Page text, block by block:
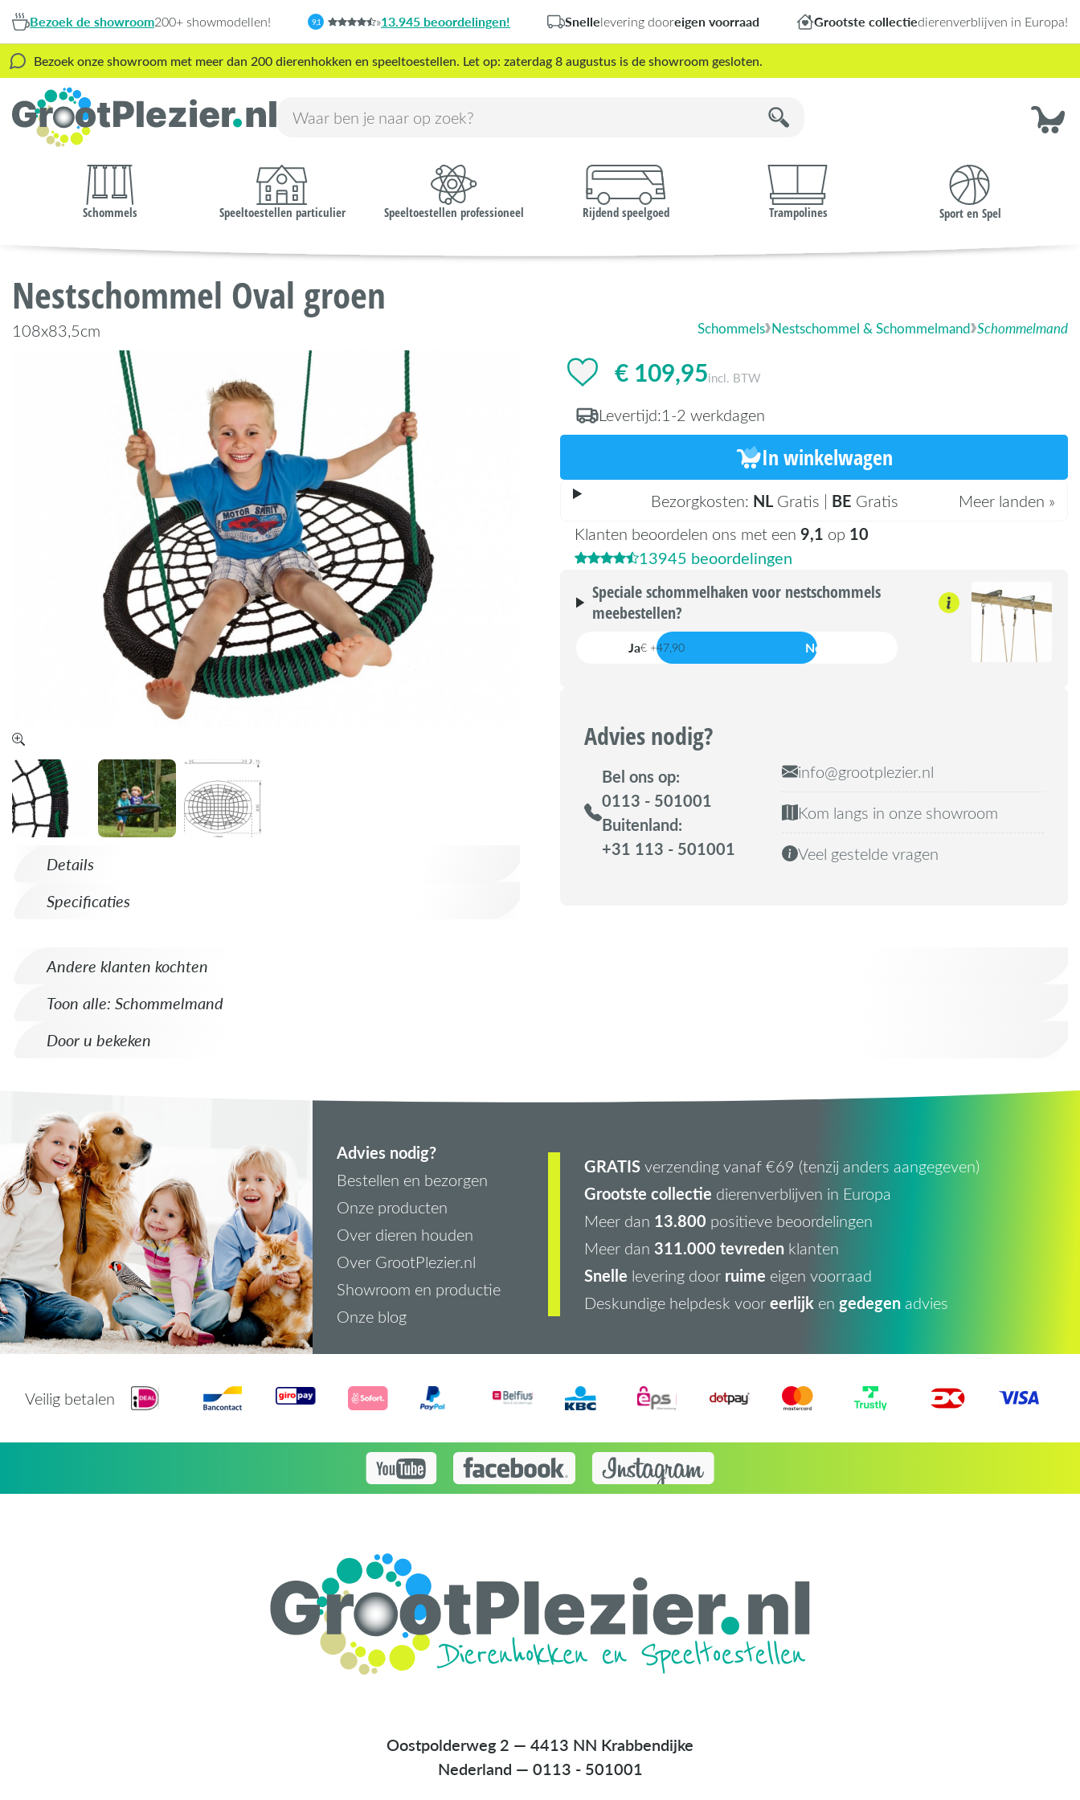
Bezoek de showroom200+ showmodellen! 9,1 »13.945 beoordelingen! Snellelevering dooreigen voorraad Grootste collectiedierenverblijven in Europa!
Bezoek onze showroom met meer dan 200 dierenhokken en speeltoestellen. Let op: zaterdag 8 augustus is de showroom gesloten.
Schommels Speeltoestellen particulier Speeltoestellen professioneel Rijdend speelgoed Trampolines Sport en Spel
Nestschommel Oval groen
108x83,5cm Schommels Nestschommel & Schommelmand Schommelmand
Details
Specificaties
€ 109,95incl. BTW
Levertijd:1-2 werkdagen
In winkelwagen
Bezorgkosten: NLGratis | BE Gratis
Meer landen »
Klanten beoordelen ons met een 9,1 op 10
13945 beoordelingen
Speciale schommelhaken voor nestschommels
meebestellen?
Ja€ +47,90 Nee
Advies nodig?
Bel ons op:
0113 - 501001
Buitenland:
+31 113 - 501001
info@grootplezier.nl
Kom langs in onze showroom
Veel gestelde vragen
Andere klanten kochten
Toon alle: Schommelmand
Door u bekeken
Advies nodig?
Bestellen en bezorgen
Onze producten
Over dieren houden
Over GrootPlezier.nl
Showroom en productie
Onze blog
GRATISverzending vanaf €69 (tenzij anders aangegeven)
Grootste collectie dierenverblijven in Europa
Meer dan 13.800 positieve beoordelingen
Meer dan 311.000 tevredenklanten
Snelle levering door ruime eigen voorraad
Deskundige helpdesk vooreerlijken gedegenadvies
Veilig betalen
Oostpolderweg 2 — 4413 NN Krabbendijke
Nederland — 0113 - 501001